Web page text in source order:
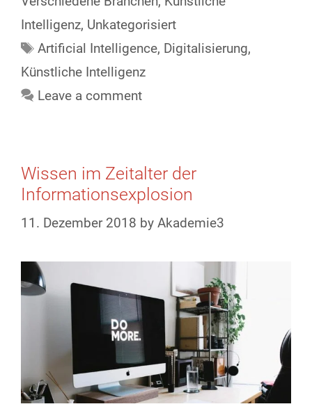
Intelligenz, Unkategorisiert
Artificial Intelligence, Digitalisierung,
Künstliche Intelligenz
Leave a comment
Wissen im Zeitalter der
Informationsexplosion
11. Dezember 2018 by Akademie3